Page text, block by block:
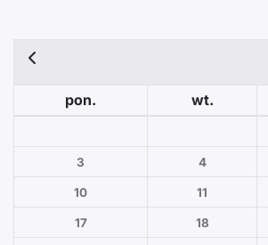
pon. wt.
3 4
10 11
17 18